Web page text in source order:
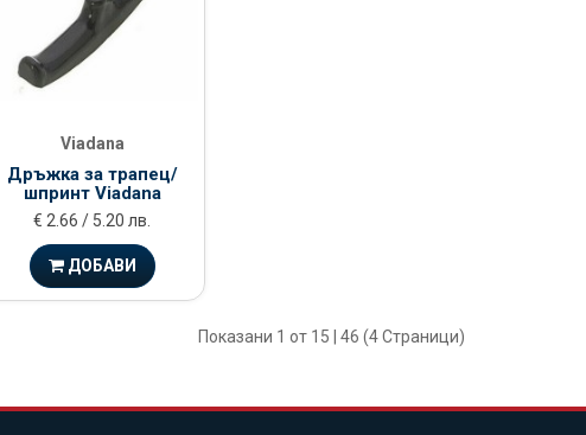
Viadana
Дръжка за трапец/
шпринт Viadana
€ 2.66 / 5.20 лв.
ДОБАВИ
Показани 1 от 15 | 46 (4 Страници)